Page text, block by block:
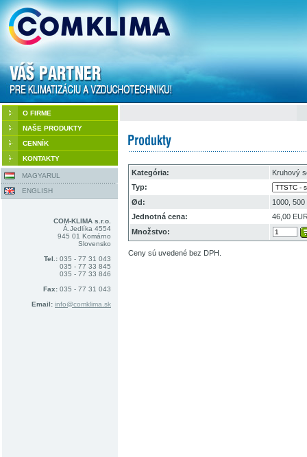
O FIRME
NAŠE PRODUKTY
CENNÍK
KONTAKTY
MAGYARUL
ENGLISH
COM-KLIMA s.r.o.
Á.Jedlíka 4554
945 01 Komárno
Slovensko
Tel.: 035 - 77 31 043
035 - 77 33 845
035 - 77 33 846
Fax: 035 - 77 31 043
Email: info@comklima.sk
Kategória:
Kruhový
Typ:
Ød:
1000, 500
Jednotná cena:
46,00
Množstvo:
Ceny sú uvedené bez DPH.